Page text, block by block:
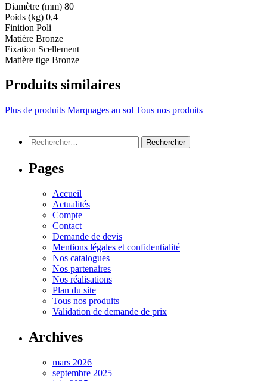
Diamètre (mm) 80
Poids (kg) 0,4
Finition Poli
Matière Bronze
Fixation Scellement
Matière tige Bronze
Produits similaires
Plus de produits Marquages au sol Tous nos produits
Rechercher :
Pages
Accueil
Actualités
Compte
Contact
Demande de devis
Mentions légales et confidentialité
Nos catalogues
Nos partenaires
Nos réalisations
Plan du site
Tous nos produits
Validation de demande de prix
Archives
mars 2026
septembre 2025